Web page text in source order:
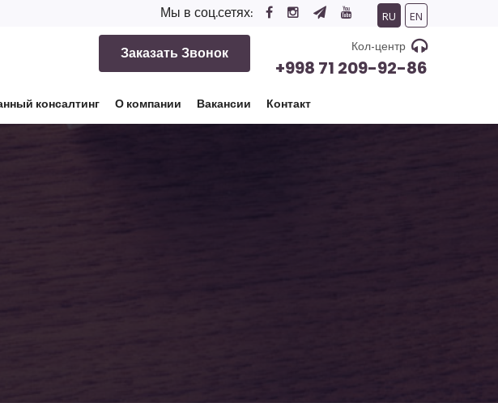
Мы в соц.сетях: RU
EN
Кол-центр
+998 71 209-92-86
Заказать Звонок
консалтинг О компании Вакансии Контакт